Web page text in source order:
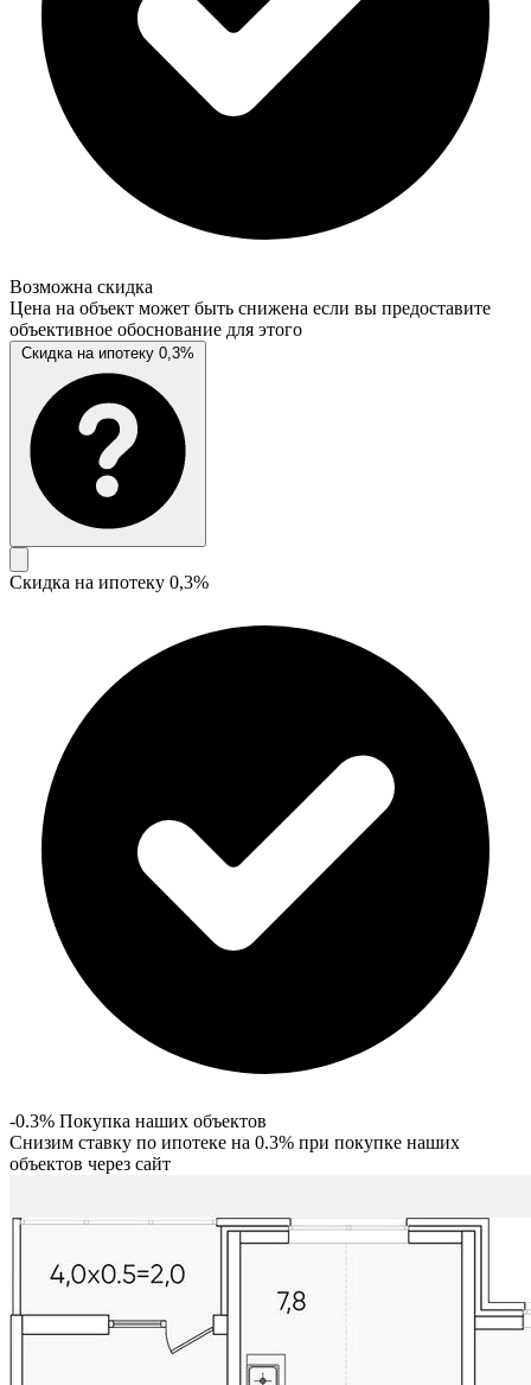
Возможна скидка
Цена на объект может быть снижена если вы предоставите
объективное обоснование для этого
Скидка на ипотеку 0,3%
Скидка на ипотеку 0,3%
-0.3% Покупка наших объектов
Снизим ставку по ипотеке на 0.3% при покупке наших
объектов через сайт